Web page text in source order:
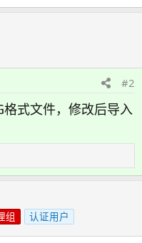
#2
式文件，修改后导入
组 认证用户